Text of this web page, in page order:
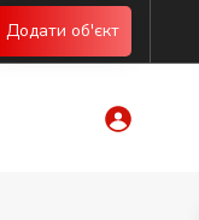
Додати об'єкт